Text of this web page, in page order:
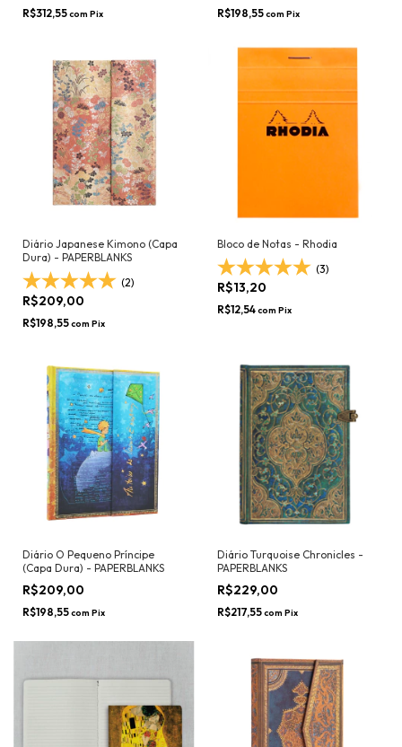
R$312,55com Pix R$198,55com Pix
Diário Japanese Kimono (Capa
Dura) - PAPERBLANKS
(2)
R$209,00
R$198,55com Pix
Bloco de Notas - Rhodia
(3)
R$13,20
R$12,54com Pix
Diário O Pequeno Príncipe
(Capa Dura) - PAPERBLANKS
R$209,00
R$198,55com Pix
Diário Turquoise Chronicles -
PAPERBLANKS
R$229,00
R$217,55com Pix